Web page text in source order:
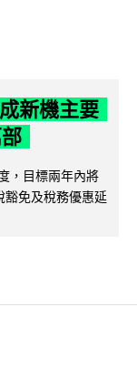
新機主要
，目標兩年內將
豁免及稅務優惠延